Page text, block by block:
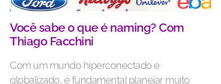
Você sabe o que é naming? Com
Thiago Facchini
Com um mundo hiperconectado e
globalizado, é fundamental planejar muito